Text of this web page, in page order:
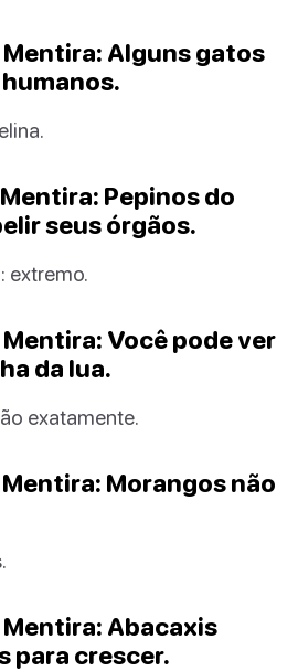
Mentira: Alguns gatos
Pepinos do
seus órgãos.
extremo.
Você pode ver
da lua.
exatamente.
Morangos não
Abacaxis
para crescer.